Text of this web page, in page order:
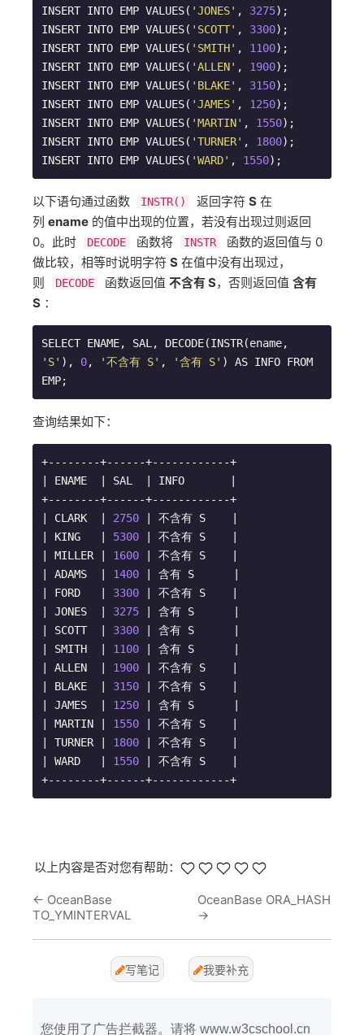
INSERT INTO EMP VALUES( 'JONES' , 3275);
INSERT INTO EMP VALUES( 'SCOTT' , 3300);
INSERT INTO EMP VALUES( 'SMITH' , 1100);
INSERT INTO EMP VALUES( 'ALLEN' , 1900);
INSERT INTO EMP VALUES( 'BLAKE' , 3150);
INSERT INTO EMP VALUES( 'JAMES' , 1250);
INSERT INTO EMP VALUES( 'MARTIN' , 1550);
INSERT INTO EMP VALUES( 'TURNER' , 1800);
INSERT INTO EMP VALUES( 'WARD' , 1550);
以下语句通过函数 INSTR() 返回字符 S 在
列 ename 的值中出现的位置，若没有出现过则返回
0。此时
DECODE 函数将 INSTR
函数的返回值与 0
做比较，相等时说明字符 S 在值中没有出现过，
则
DECODE 函数返回值 不含有 S，否则返回值 含有
S ：
'S' ), 0, '不含有 S' , '含有 S' ) AS INFO FROM
EMP;
查询结果如下：
+--------+------+------------+
| ENAME  | SAL  | INFO       |
+--------+------+------------+
| CLARK  | 2750 | 不含有 S    |
| KING   | 5300 | 不含有 S    |
| MILLER | 1600 | 不含有 S    |
| ADAMS  | 1400 | 含有 S      |
| FORD   | 3300 | 不含有 S    |
| JONES  | 3275 | 含有 S      |
| SCOTT  | 3300 | 含有 S      |
| SMITH  | 1100 | 含有 S      |
| ALLEN  | 1900 | 不含有 S    |
| BLAKE  | 3150 | 不含有 S    |
| JAMES  | 1250 | 含有 S      |
| MARTIN | 1550 | 不含有 S    |
| TURNER | 1800 | 不含有 S    |
| WARD   | 1550 | 不含有 S    |
+--------+------+------------+
以上内容是否对您有帮助：
← OceanBase
TO_YMINTERVAL
OceanBase ORA_HASH
→
写笔记 我要补充
您使用了广告拦截器。请将 www.w3cschool.cn